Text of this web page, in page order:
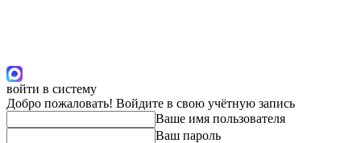
войти в систему
Добро пожаловать! Войдите в свою учётную запись
Ваше имя пользователя
Ваш пароль